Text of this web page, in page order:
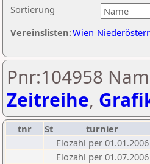
Sortierung
Vereinslisten:Wien
Pnr:104958
Zeitreihe,
tnr St turnier
Elozahl per 01.01.2006
Elozahl per 01.07.2006